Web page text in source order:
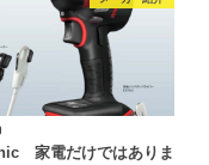
家電だけではありま